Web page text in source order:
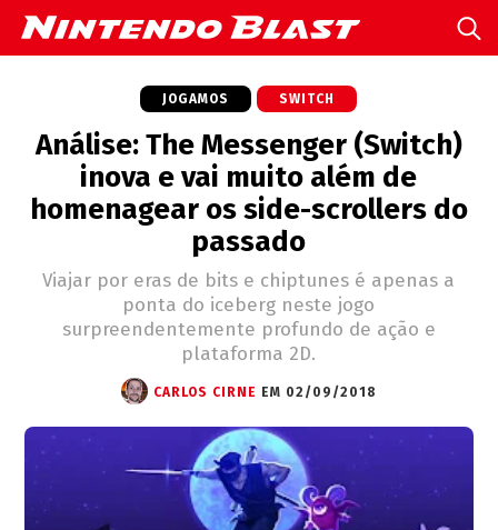
JOGAMOS SWITCH
Análise: The Messenger (Switch)
inova e vai muito além de
homenagear os side-scrollers do
passado
Viajar por eras de bits e chiptunes é apenas a
ponta do iceberg neste jogo
surpreendentemente profundo de ação e
plataforma 2D.
CARLOS CIRNE EM 02/09/2018